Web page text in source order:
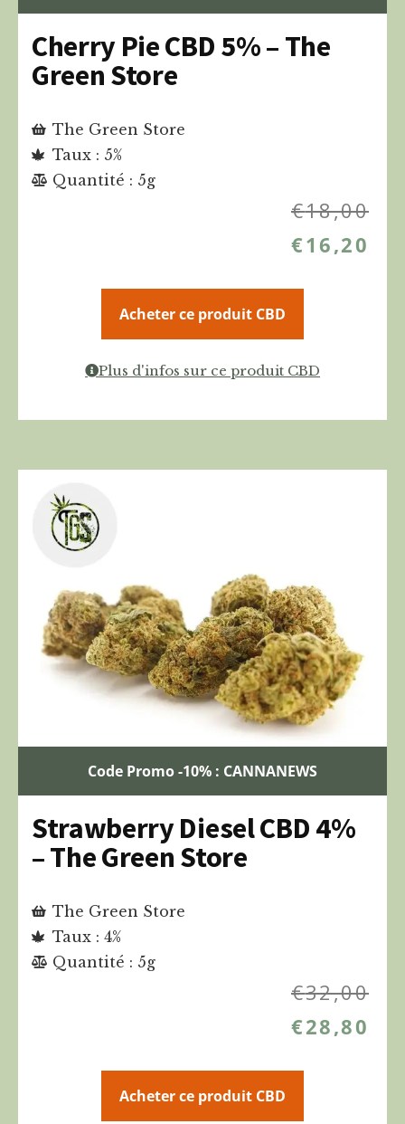
Cherry Pie CBD 5% – The
Green Store
The Green Store
Taux : 5%
Quantité : 5g
€18,00
€16,20
Acheter ce produit CBD
Plus d'infos sur ce produit CBD
Code Promo -10% : CANNANEWS
Strawberry Diesel CBD 4%
– The Green Store
The Green Store
Taux : 4%
Quantité : 5g
€32,00
€28,80
Acheter ce produit CBD